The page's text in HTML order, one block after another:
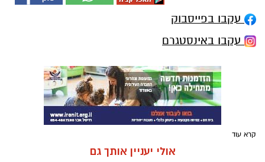
עקבו בפייסבוק
עקבו באינסטגרם
קרא עוד
אולי יעניין אותך גם